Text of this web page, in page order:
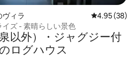
ィラ レビュー38
4.95 (38)
ズ - 素晴らしい景色
以外）・ジャグジー付
ログハウス